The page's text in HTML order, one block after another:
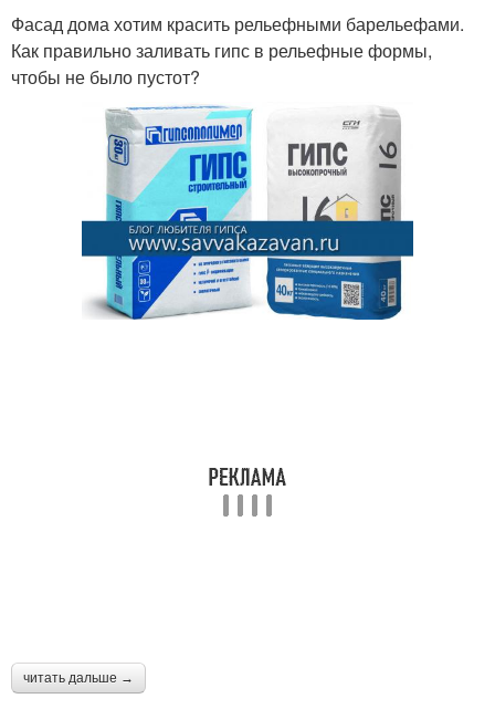
Фасад дома хотим красить рельефными барельефами.
Как правильно заливать гипс в рельефные формы,
чтобы не было пустот?
читать дальше →